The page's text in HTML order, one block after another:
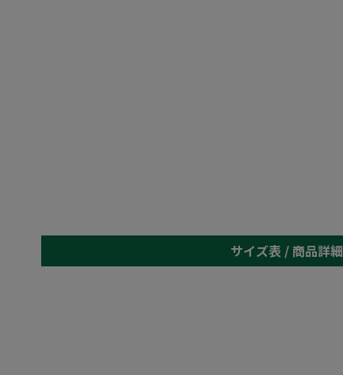
サイズ表 / 商品詳細